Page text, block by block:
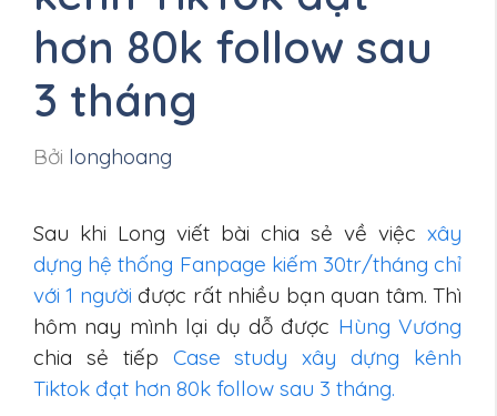
hơn 80k follow sau
3 tháng
Bởi longhoang
Sau khi Long viết bài chia sẻ về việc xây
dựng hệ thống Fanpage kiếm 30tr/tháng chỉ
với 1 người được rất nhiều bạn quan tâm. Thì
hôm nay mình lại dụ dỗ được Hùng Vương
chia sẻ tiếp Case study xây dựng kênh
Tiktok đạt hơn 80k follow sau 3 tháng.